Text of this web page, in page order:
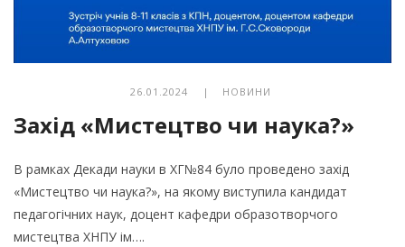
26.01.2024 | НОВИНИ
Захід «Мистецтво чи наука?»
В рамках Декади науки в ХГ№84 було проведено захід
«Мистецтво чи наука?», на якому виступила кандидат
педагогічних наук, доцент кафедри образотворчого
мистецтва ХНПУ ім….